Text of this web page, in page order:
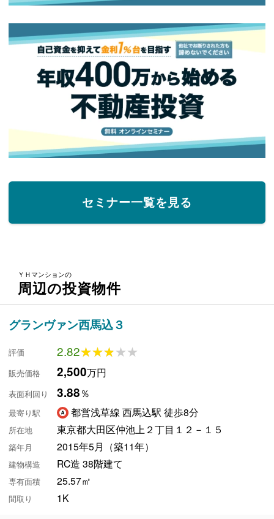
セミナー一覧を見る
ＹＨマンションの
周辺の投資物件
グランヴァン西馬込３
評価 2.82★★★★★
★★★★★
販売価格 2,500万円
表面利回り 3.88％
最寄り駅 都営浅草線 西馬込駅 徒歩8分
所在地 東京都大田区仲池上２丁目１２－１５
築年月 2015年5月（築11年）
建物構造 RC造 38階建て
専有面積 25.57㎡
間取り 1K